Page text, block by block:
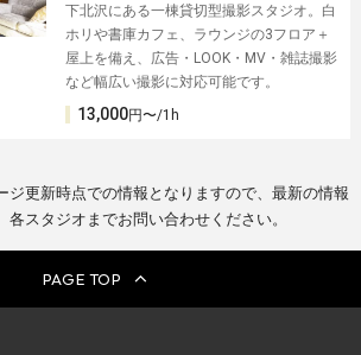
下北沢にある一棟貸切型撮影スタジオ。白
ホリや書庫カフェ、ラウンジの3フロア＋
屋上を備え、広告・LOOK・MV・雑誌撮影
など幅広い撮影に対応可能です。
13,000円〜/1h
ジ更新時点での情報となりますので、最新の情報
スタジオまでお問い合わせください。
PAGE TOP